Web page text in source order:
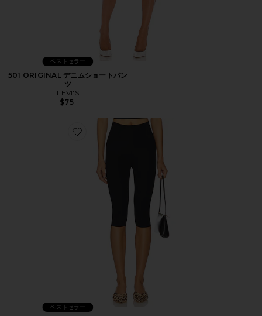
ベストセラー
501 ORIGINAL デニムショートパン
ツ
LEVI'S
$75
Favorite カプリレギンス
ベストセラー